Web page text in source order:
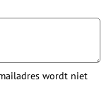
wordt niet